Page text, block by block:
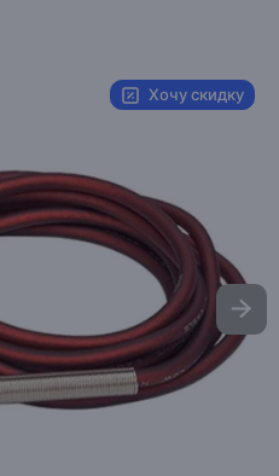
Хочу скидку